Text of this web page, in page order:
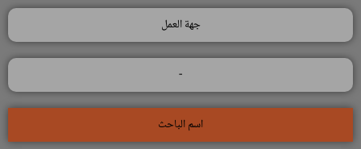
جهة العمل
-
اسم الباحث